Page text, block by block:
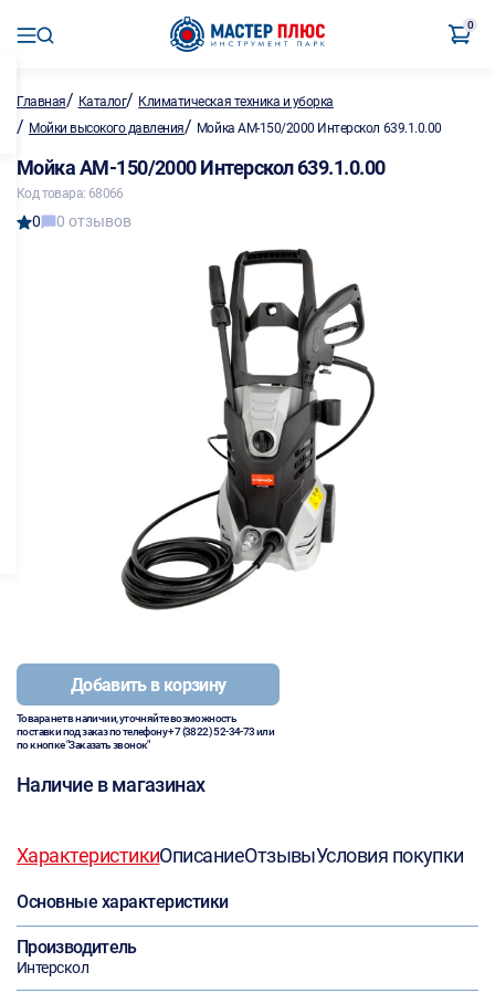
0
Главная/ Каталог/ Климатическая техника и уборка
/ Мойки высокого давления/ Мойка АМ-150/2000 Интерскол 639.1.0.00
Мойка АМ-150/2000 Интерскол 639.1.0.00
Код товара: 68066
0 0 отзывов
Добавить в корзину
Товара нет в наличии, уточняйте возможность
поставки под заказ по телефону+7 (3822) 52-34-73или
по кнопке "Заказать звонок"
Наличие в магазинах
ХарактеристикиОписаниеОтзывыУсловия покупки
Основные характеристики
Производитель
Интерскол